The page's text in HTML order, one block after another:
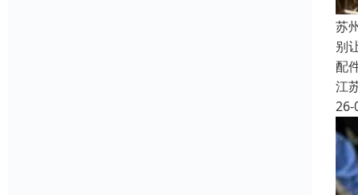
苏
别
配
江
26-